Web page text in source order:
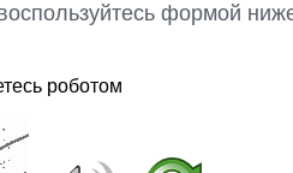
формой
роботом